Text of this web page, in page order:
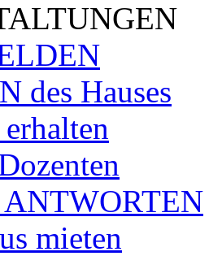
des Hauses
mieten